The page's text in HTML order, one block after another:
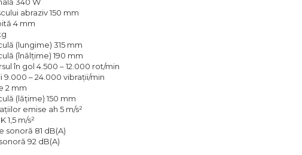
abraziv 150 mm
4 mm
(lungime) 315 mm
(înălţime) 190 mm
în gol 4.500 – 12.000 rot/min
9.000 – 24.000 vibraţii/min
2 mm
(lăţime) 150 mm
emise ah 5 m/s²
1,5 m/s²
sonoră 81 dB(A)
92 dB(A)